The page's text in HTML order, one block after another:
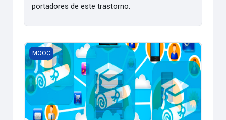
portadores de este trastorno.
Las TIC y el Postgrado
MOOC